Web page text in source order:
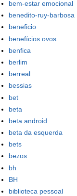
bem-estar emocional
benedito-ruy-barbosa
beneficio
benefícios ovos
benfica
berlim
berreal
bessias
bet
beta
beta android
beta da esquerda
bets
bezos
bh
BH
biblioteca pessoal